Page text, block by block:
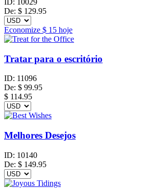
ID: 10029
De: $ 129.95
Economize $ 15 hoje
Tratar para o escritório
ID: 11096
De: $ 99.95
$ 114.95
Melhores Desejos
ID: 10140
De: $ 149.95